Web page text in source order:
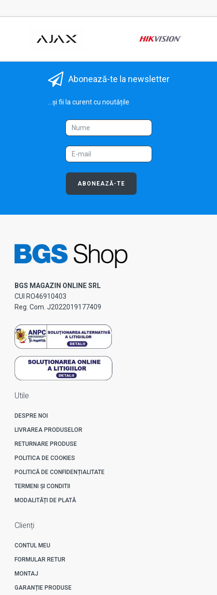
Abonează-te la newsletter
...și fii la curent cu noutățile
ABONEAZĂ-TE
BGS MAGAZIN ONLINE SRL
CUI RO46910403
Reg. Com. J2022019177409
Utile
DESPRE NOI
LIVRAREA PRODUSELOR
RETURNARE PRODUSE
POLITICA DE COOKIES
POLITICĂ DE CONFIDENȚIALITATE
TERMENI ȘI CONDITII
MODALITĂȚI DE PLATĂ
Clienți
CONTUL MEU
FORMULAR RETUR
MONTAJ
GARANȚIE PRODUSE